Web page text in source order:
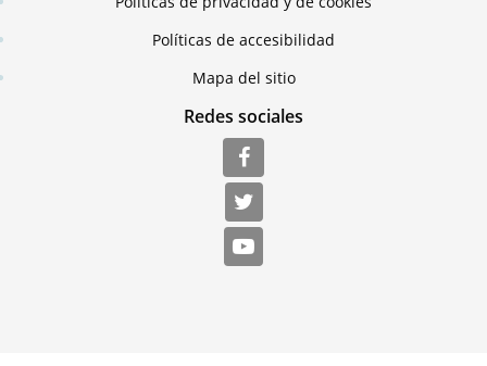
Políticas de accesibilidad
Mapa del sitio
Redes sociales